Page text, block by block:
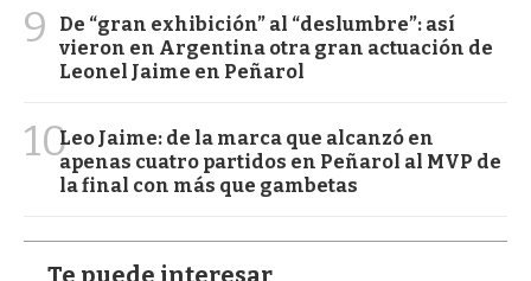
9
De “gran exhibición” al “deslumbre”: así
vieron en Argentina otra gran actuación de
Leonel Jaime en Peñarol
10Leo Jaime: de la marca que alcanzó en
apenas cuatro partidos en Peñarol al MVP de
la final con más que gambetas
Te puede interesar